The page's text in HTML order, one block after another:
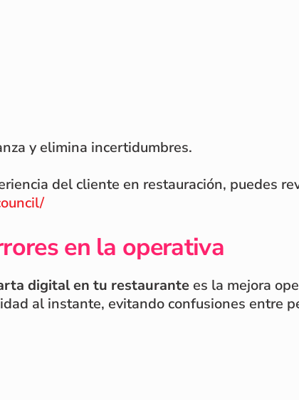
y elimina incertidumbres.
del cliente en restauración, puedes
en la operativa
digital en tu restaurante es la mejora
al instante, evitando confusiones entre